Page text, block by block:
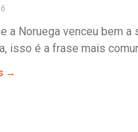
a Noruega venceu bem a
isso é a frase mais
→